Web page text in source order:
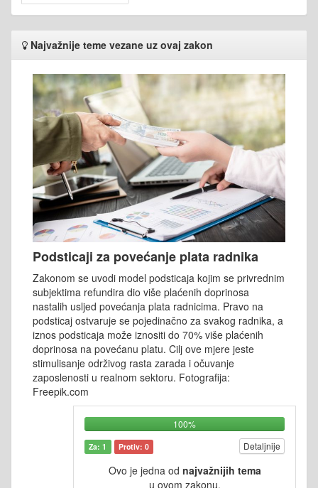
Najvažnije teme vezane uz ovaj zakon
Podsticaji za povećanje plata radnika
Zakonom se uvodi model podsticaja kojim se privrednim
subjektima refundira dio više plaćenih doprinosa
nastalih usljed povećanja plata radnicima. Pravo na
podsticaj ostvaruje se pojedinačno za svakog radnika, a
iznos podsticaja može iznositi do 70% više plaćenih
doprinosa na povećanu platu. Cilj ove mjere jeste
stimulisanje održivog rasta zarada i očuvanje
zaposlenosti u realnom sektoru. Fotografija:
Freepik.com
100%
Za: 1 Protiv: 0 Detaljnije
Ovo je jedna od najvažnijih tema
u ovom zakonu.